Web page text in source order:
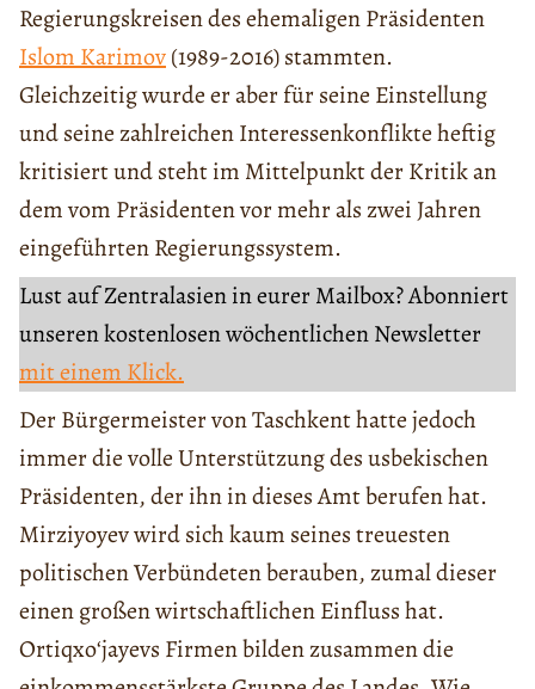
Regierungskreisen des ehemaligen Präsidenten
Islom Karimov(1989-2016) stammten.
Gleichzeitig wurde er aber für seine Einstellung
und seine zahlreichen Interessenkonflikte heftig
kritisiert und steht im Mittelpunkt der Kritik an
dem vom Präsidenten vor mehr als zwei Jahren
eingeführten Regierungssystem.
Lust auf Zentralasien in eurer Mailbox? Abonniert
unseren kostenlosen wöchentlichen Newsletter
mit einem Klick.
Der Bürgermeister von Taschkent hatte jedoch
immer die volle Unterstützung des usbekischen
Präsidenten, der ihn in dieses Amt berufen hat.
Mirziyoyev wird sich kaum seines treuesten
politischen Verbündeten berauben, zumal dieser
einen großen wirtschaftlichen Einfluss hat.
Ortiqxoʻjayevs Firmen bilden zusammen die